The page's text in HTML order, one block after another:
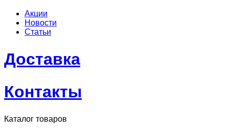
Акции
Новости
Статьи
Доставка
Контакты
Каталог товаров